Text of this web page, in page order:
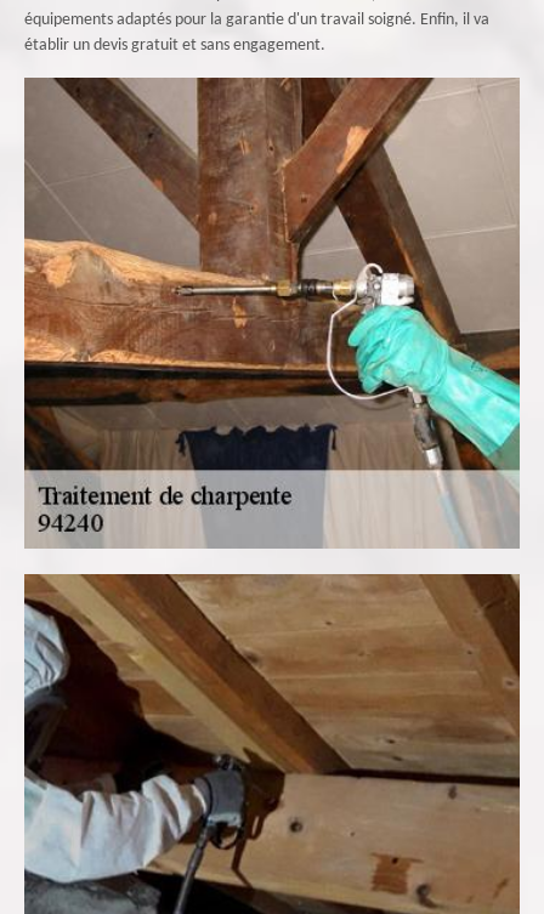
équipements adaptés pour la garantie d'un travail soigné. Enfin, il va
établir un devis gratuit et sans engagement.